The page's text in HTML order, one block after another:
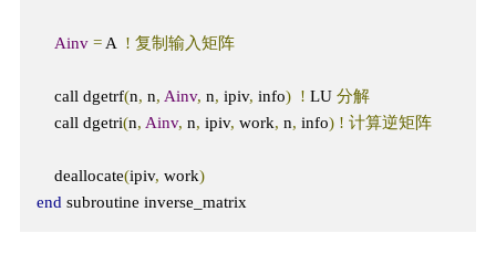
Ainv = A ! 复制输入矩阵
    call dgetrf
(n, n, Ainv, n, ipiv, info) ! LU 分解
    call dgetri
(n, Ainv, n, ipiv, work, n, info) ! 计算逆矩阵
    deallocate
(ipiv, work)
end subroutine inverse_matrix